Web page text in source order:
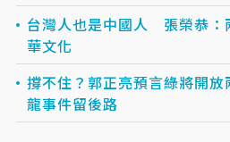
台灣人也是中國人 張榮恭：
華文化
撐不住？郭正亮預言綠將開
龍事件留後路